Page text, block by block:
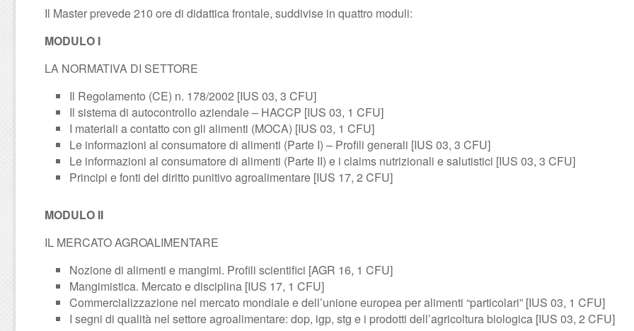
Il Master prevede 210 ore di didattica frontale, suddivise in quattro moduli:
MODULO I
LA NORMATIVA DI SETTORE
Il Regolamento (CE) n. 178/2002 [IUS 03, 3 CFU]
Il sistema di autocontrollo aziendale – HACCP [IUS 03, 1 CFU]
I materiali a contatto con gli alimenti (MOCA) [IUS 03, 1 CFU]
Le informazioni al consumatore di alimenti (Parte I) – Profili generali [IUS 03, 3 CFU]
Le informazioni al consumatore di alimenti (Parte II) e i claims nutrizionali e salutistici [IUS 03, 3 CFU]
Principi e fonti del diritto punitivo agroalimentare [IUS 17, 2 CFU]
MODULO II
IL MERCATO AGROALIMENTARE
Nozione di alimenti e mangimi. Profili scientifici [AGR 16, 1 CFU]
Mangimistica. Mercato e disciplina [IUS 17, 1 CFU]
Commercializzazione nel mercato mondiale e dell’unione europea per alimenti “particolari” [IUS 03, 1 CFU]
I segni di qualità nel settore agroalimentare: dop, igp, stg e i prodotti dell’agricoltura biologica [IUS 03, 2 CFU]